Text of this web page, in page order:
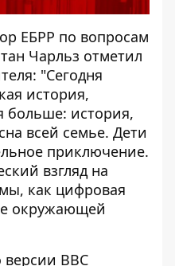
ЕБРР по вопросам
Чарльз отметил
"Сегодня
история,
больше: история,
всей семье. Дети
приключение.
взгляд на
как цифровая
окружающей